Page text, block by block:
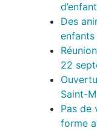
Des
enfants
22
Saint-
Pas de
forme